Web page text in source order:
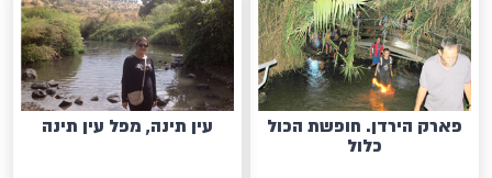
פארק הירדן. חופשת הכול
כלול
עין תינה, מפל עין תינה